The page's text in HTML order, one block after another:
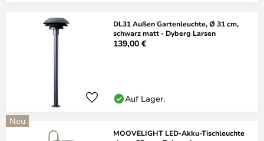
DL31 Außen Gartenleuchte, Ø 31 cm,
schwarz matt - Dyberg Larsen
139,00 €
Auf Lager.
Neu
MOOVELIGHT LED-Akku-Tischleuchte